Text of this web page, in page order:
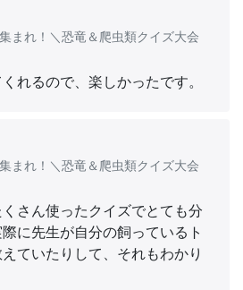
らせ！★☆★☆
シリーズ」の公式Xがはじまりま
先生からのメッセージも読めるか
で廣嶋先生・江口先生のサイン入
ーンも！！
https://twitter.com/storymasters
まれ！＼恐竜＆爬虫類クイズ大会
れるので、楽しかったです。
まれ！＼恐竜＆爬虫類クイズ大会
さん使ったクイズでとても分
に先生が自分の飼っているト
ていたりして、それもわかり